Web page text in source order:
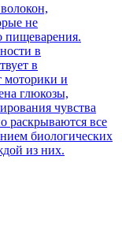
не
пищеварения.
в
в
моторики и
глюкозы,
чувства
раскрываются все
биологических
из них.